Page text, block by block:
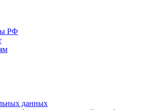
РФ
данных